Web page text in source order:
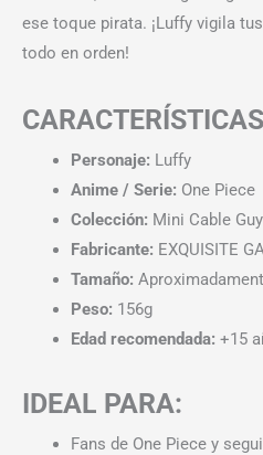
ese toque pirata. ¡Luffy vigila
todo en orden!
Personaje: Luffy
Anime / Serie: One Piece
Colección: Mini Cable Guy
Fabricante: EXQUISITE
Tamaño:
Peso: 156g
Edad recomendada: +15
IDEAL PARA:
Fans de One Piece y